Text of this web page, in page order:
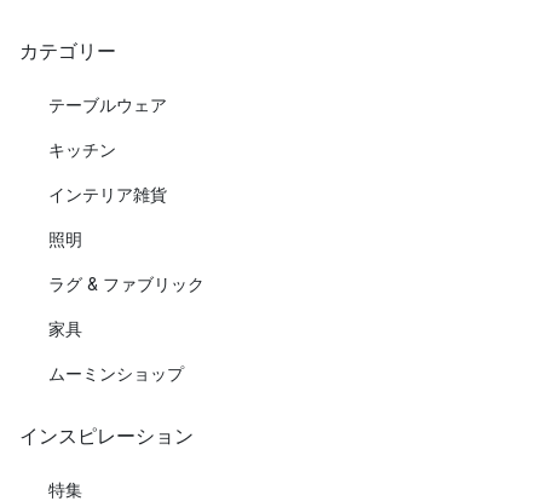
カテゴリー
テーブルウェア
キッチン
インテリア雑貨
照明
ラグ & ファブリック
家具
ムーミンショップ
インスピレーション
特集